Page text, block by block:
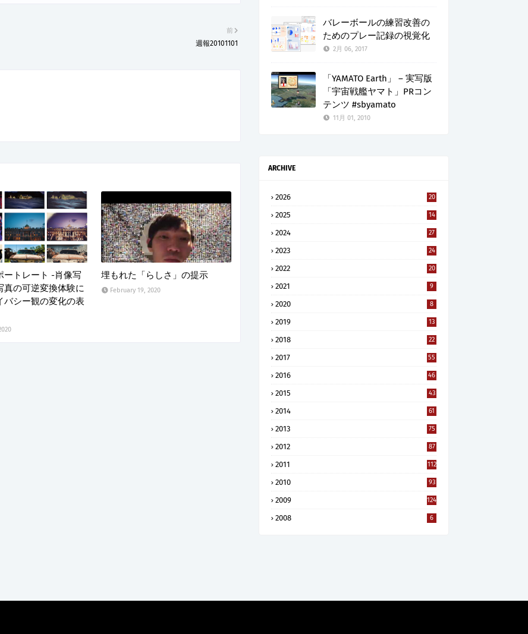
前
週報20101101
ートレート -肖像写
真の可逆変換体験に
バシー観の変化の表
埋もれた「らしさ」の提示
February 19, 2020
バレーボールの練習改善の
ためのプレー記録の視覚化
2月 06, 2017
「YAMATO Earth」 – 実写版
「宇宙戦艦ヤマト」PRコン
テンツ #sbyamato
11月 01, 2010
ARCHIVE
2026 20
2025 14
2024 27
2023 24
2022 20
2021 9
2020 8
2019 13
2018 22
2017 55
2016 46
2015 43
2014 61
2013 75
2012 87
2011 112
2010 93
2009 124
2008 6